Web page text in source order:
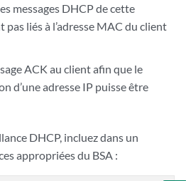
messages DHCP de cette
pas liés à l’adresse MAC du client
ACK au client afin que le
d’une adresse IP puisse être
DHCP, incluez dans un
appropriées du BSA :